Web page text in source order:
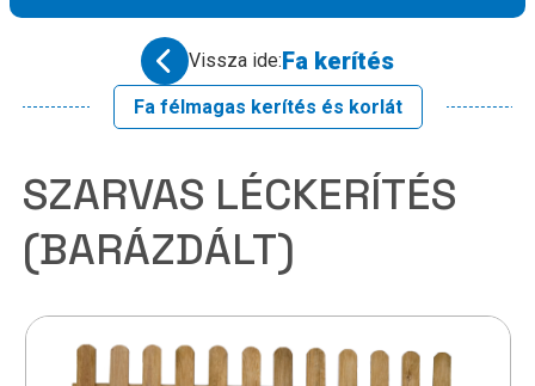
Vissza ide:Fa kerítés
Fa félmagas kerítés és korlát
SZARVAS LÉCKERÍTÉS
(BARÁZDÁLT)